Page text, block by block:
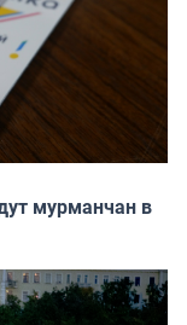
мурманчан в